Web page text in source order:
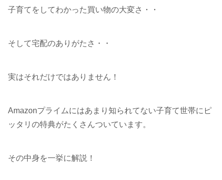
子育てをしてわかった買い物の大変さ・・
そして宅配のありがたさ・・
実はそれだけではありません！
Amazonプライムにはあまり知られてない子育て世帯にピ
ッタリの特典がたくさんついています。
その中身を一挙に解説！